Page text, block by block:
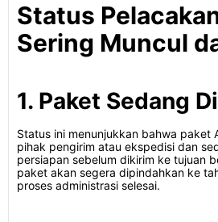
Status
Sering Muncul
1. Paket Sedang
Status ini menunjukkan bahwa paket
pihak pengirim atau ekspedisi dan
persiapan sebelum dikirim ke tujuan
paket akan segera dipindahkan ke
proses administrasi selesai.